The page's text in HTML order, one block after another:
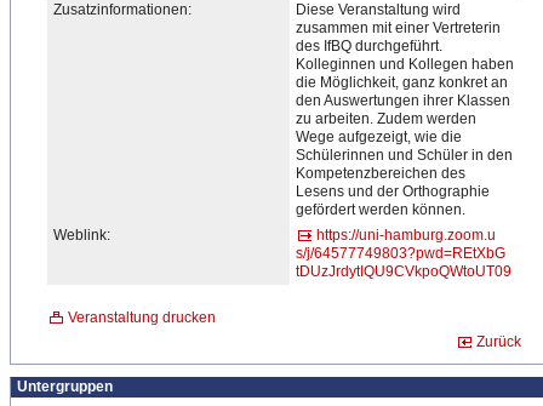
Zusatzinformationen:
Diese Veranstaltung wird
zusammen mit einer Vertreterin
des IfBQ durchgeführt.
Kolleginnen und Kollegen haben
die Möglichkeit, ganz konkret an
den Auswertungen ihrer Klassen
zu arbeiten. Zudem werden
Wege aufgezeigt, wie die
Schülerinnen und Schüler in den
Kompetenzbereichen des
Lesens und der Orthographie
gefördert werden können.
Weblink:
https://uni-hamburg.zoom.u
s/j/64577749803?pwd=REtXbG
tDUzJrdytIQU9CVkpoQWtoUT09
Veranstaltung drucken
Zurück
Untergruppen